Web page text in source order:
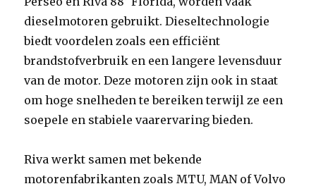
dieselmotoren gebruikt. Dieseltechnologie
biedt voordelen zoals een efficiënt
brandstofverbruik en een langere levensduur
van de motor. Deze motoren zijn ook in staat
om hoge snelheden te bereiken terwijl ze een
soepele en stabiele vaarervaring bieden.
Riva werkt samen met bekende
motorenfabrikanten zoals MTU, MAN of Volvo